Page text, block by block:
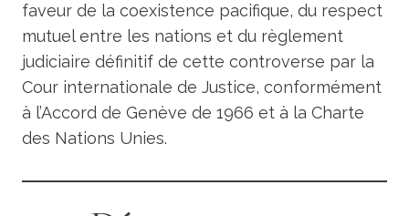
faveur de la coexistence pacifique, du respect
mutuel entre les nations et du règlement
judiciaire définitif de cette controverse par la
Cour internationale de Justice, conformément
à l’Accord de Genève de 1966 et à la Charte
des Nations Unies.